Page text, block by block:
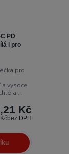
PD
i pro
pro
a vysoce
a ...
Kč
bez DPH